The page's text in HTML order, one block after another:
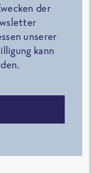
der
unserer
kann